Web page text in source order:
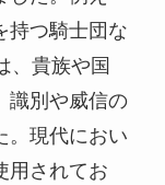
持つ騎士団な
、貴族や国
識別や威信の
。現代におい
用されてお